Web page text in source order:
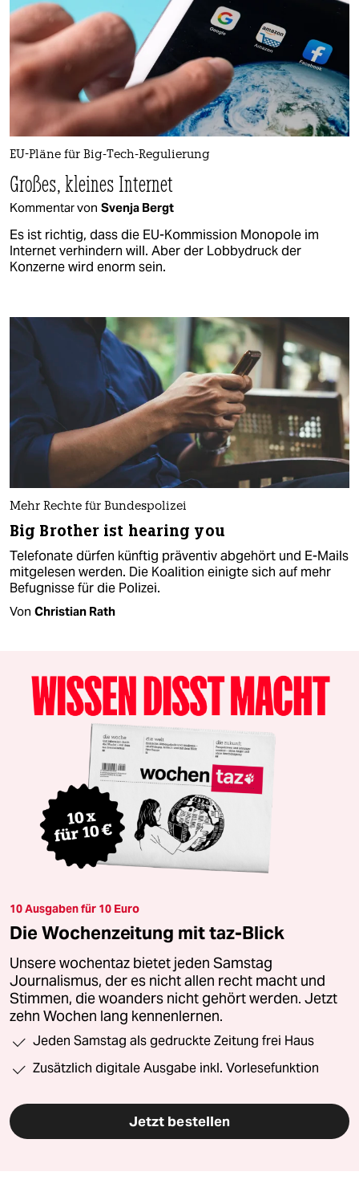
EU-Pläne für Big-Tech-Regulierung
Großes, kleines Internet
Kommentar von Svenja Bergt
Es ist richtig, dass die EU-Kommission Monopole im
Internet verhindern will. Aber der Lobbydruck der
Konzerne wird enorm sein.
Mehr Rechte für Bundespolizei
Big Brother ist hearing you
Telefonate dürfen künftig präventiv abgehört und E-Mails
mitgelesen werden. Die Koalition einigte sich auf mehr
Befugnisse für die Polizei.
Von Christian Rath
10 Ausgaben für 10 Euro
Die Wochenzeitung mit taz-Blick
Unsere wochentaz bietet jeden Samstag
Journalismus, der es nicht allen recht macht und
Stimmen, die woanders nicht gehört werden. Jetzt
zehn Wochen lang kennenlernen.
Jeden Samstag als gedruckte Zeitung frei Haus
Zusätzlich digitale Ausgabe inkl. Vorlesefunktion
Jetzt bestellen